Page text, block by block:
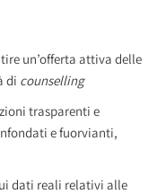
un’offerta attiva delle
di counselling
trasparenti e
e fuorvianti,
dati reali relativi alle